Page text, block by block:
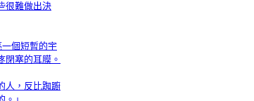
很難做出決
個短暫的宇
閉塞的耳膜。
人，反比踟躕